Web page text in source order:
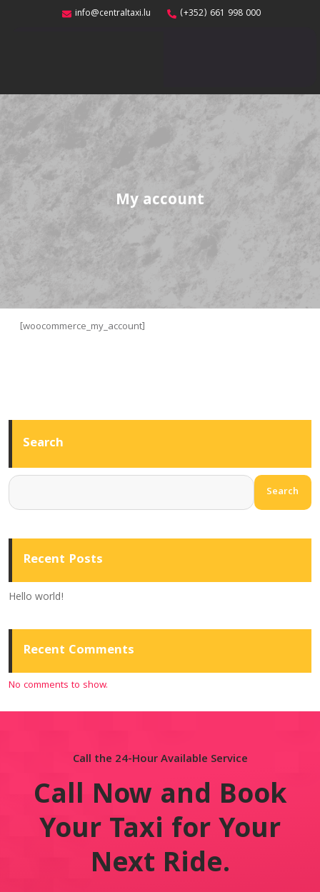
info@centraltaxi.lu (+352) 661 998 000
My account
[woocommerce_my_account]
Search
Search
Recent Posts
Hello world!
Recent Comments
No comments to show.
Call the 24-Hour Available Service
Call Now and Book
Your Taxi for Your
Next Ride.